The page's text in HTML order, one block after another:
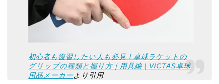
初心者も復習したい人も必見！卓球ラケットの
グリップの種類と握り方｜用具編 | VICTAS卓球
用品メーカーより引用